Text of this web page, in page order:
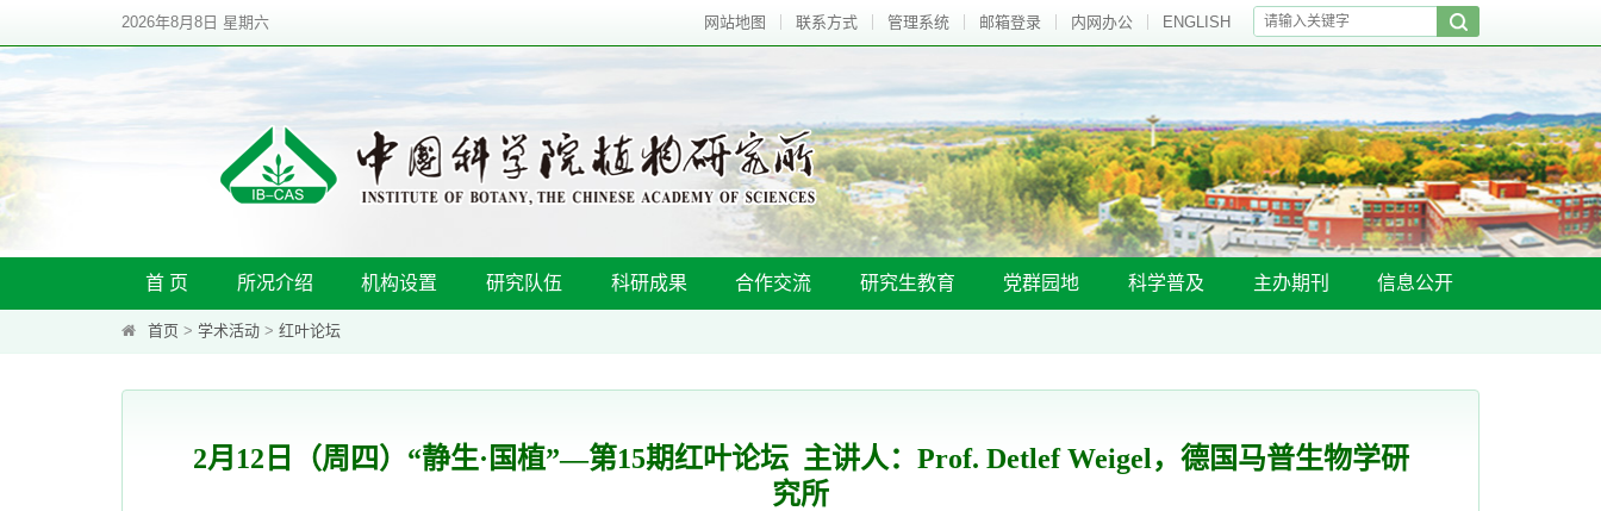
2026年8月8日 星期六 网站地图 联系方式 管理系统 邮箱登录 内网办公 ENGLISH
首 页 所况介绍 机构设置 研究队伍 科研成果 合作交流 研究生教育 党群园地 科学普及 主办期刊 信息公开
首页 > 学术活动 > 红叶论坛
2月12日（周四）“静生·国植”—第15期红叶论坛 主讲人：Prof. Detlef Weigel，德国马普生物学研
究所